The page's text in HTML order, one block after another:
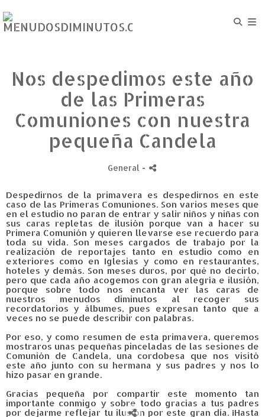
Nos despedimos este año
de las Primeras
Comuniones con nuestra
pequeña Candela
General -
Despedirnos de la primavera es despedirnos en este
caso de las Primeras Comuniones. Son varios meses que
en el estudio no paran de entrar y salir niños y niñas con
sus caras repletas de ilusión porque van a hacer su
Primera Comunión y quieren llevarse ese recuerdo para
toda su vida. Son meses cargados de trabajo por la
realización de reportajes tanto en estudio como en
exteriores como en Iglesias y como en restaurantes,
hoteles y demás. Son meses duros, por qué no decirlo,
pero que cada año acogemos con gran alegría e ilusión,
porque sobre todo nos encanta ver las caras de
nuestros menudos diminutos al recoger sus
recordatorios y álbumes, pues expresan tanto que a
veces no se puede describir con palabras.
Por eso, y como resumen de esta primavera, queremos
mostraros unas pequeñas pinceladas de las sesiones de
Comunión de Candela, una cordobesa que nos visitó
este año junto con su hermana y sus padres y nos lo
hizo pasar en grande.
Gracias pequeña por compartir este momento tan
importante conmigo y sobre todo gracias a tus padres
por dejarme reflejar tu ilusión por este gran día. ¡Hasta